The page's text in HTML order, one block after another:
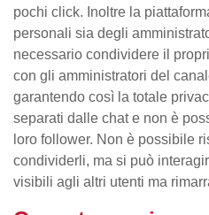
pochi click. Inoltre la
personali sia degli
necessario condividere il
con gli amministratori del
garantendo così la totale
separati dalle chat e non è
loro follower. Non è possibile
condividerli, ma si può
visibili agli altri utenti ma